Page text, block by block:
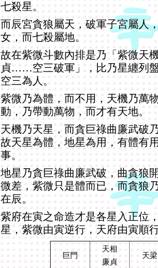
七殺星。
而辰宮貪狼屬天，破軍子宮屬人
女，而七殺屬地。
故在紫微斗數內排是乃「紫微
貞……空三破軍」，比乃星纏列
空三為人。
紫微乃為體，而不用，天機乃萬
動，乃帶動萬物，而才有天地。
天機乃天星，而貪巨祿曲廉武破
故天星為體，地星為用，有體有
事。
地星乃貪巨祿曲廉武破，曲貪狼
微差，紫微只是體而已，而貪狼
在辰。
紫府在寅之命造才是各星入正位
星，紫微由寅逆行，天府由寅順
巨門
天相
廉貞
天梁